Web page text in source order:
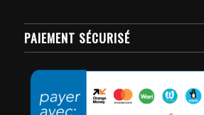
PAIEMENT SÉCURISÉ